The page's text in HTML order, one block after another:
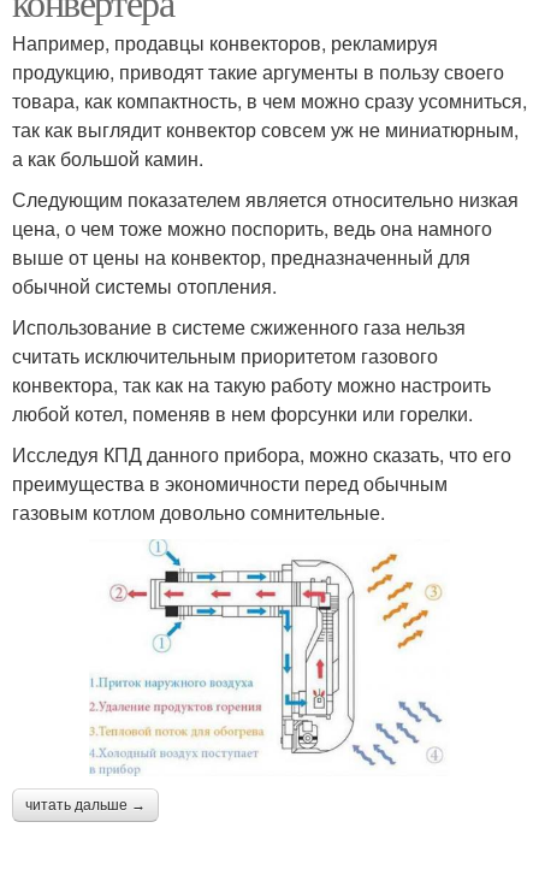
Например, продавцы конвекторов, рекламируя
продукцию, приводят такие аргументы в пользу своего
товара, как компактность, в чем можно сразу усомниться,
так как выглядит конвектор совсем уж не миниатюрным,
а как большой камин.
Следующим показателем является относительно низкая
цена, о чем тоже можно поспорить, ведь она намного
выше от цены на конвектор, предназначенный для
обычной системы отопления.
Использование в системе сжиженного газа нельзя
считать исключительным приоритетом газового
конвектора, так как на такую работу можно настроить
любой котел, поменяв в нем форсунки или горелки.
Исследуя КПД данного прибора, можно сказать, что его
преимущества в экономичности перед обычным
газовым котлом довольно сомнительные.
читать дальше →